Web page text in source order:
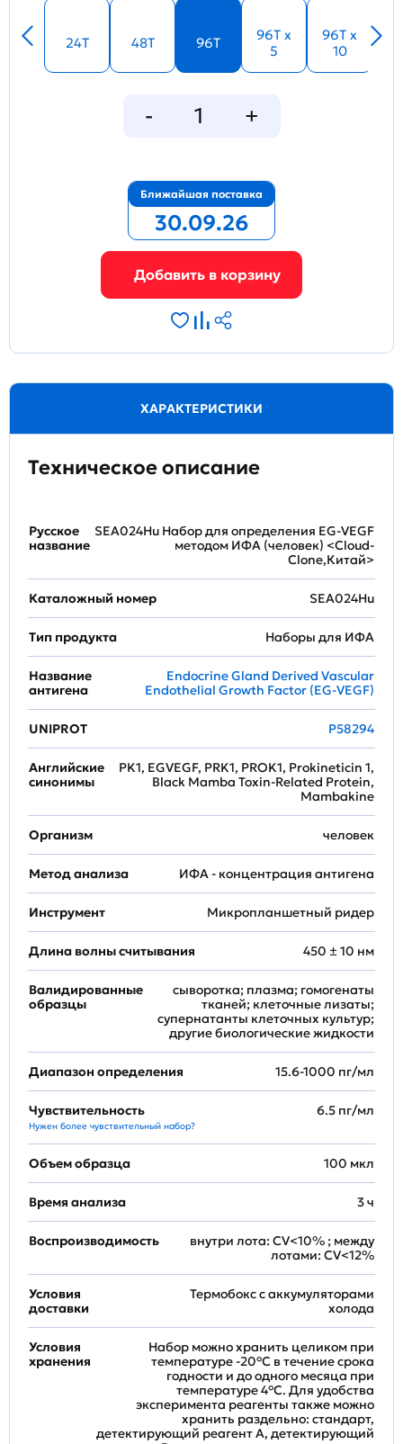
24T 48T 96T
96T x
5
96T x
10
Ближайшая поставка
30.09.26
ХАРАКТЕРИСТИКИ
Техническое описание
Русское
название
SEA024Hu Набор для определения EG-VEGF
методом ИФА (человек) <Cloud-
Clone,Китай>
Каталожный номер SEA024Hu
Тип продукта Наборы для ИФА
Название
антигена
Endocrine Gland Derived Vascular
Endothelial Growth Factor (EG-VEGF)
UNIPROT P58294
Английские
синонимы
PK1, EGVEGF, PRK1, PROK1, Prokineticin 1,
Black Mamba Toxin-Related Protein,
Mambakine
Организм человек
Метод анализа ИФА - концентрация антигена
Инструмент Микропланшетный ридер
Длина волны считывания 450 ± 10 нм
Валидированные
образцы
сыворотка; плазма; гомогенаты
тканей; клеточные лизаты;
супернатанты клеточных культур;
другие биологические жидкости
Диапазон определения 15.6-1000 пг/мл
Чувствительность
Нужен более чувствительный набор?
6.5 пг/мл
Объем образца 100 мкл
Время анализа 3 ч
Воспроизводимость
внутри лота: CV<10% ; между
лотами: CV<12%
Условия
доставки
Термобокс с аккумуляторами
холода
Условия
хранения
Набор можно хранить целиком при
температуре -20°C в течение срока
годности и до одного месяца при
температуре 4°C. Для удобства
эксперимента реагенты также можно
хранить раздельно: стандарт,
детектирующий реагент A, детектирующий